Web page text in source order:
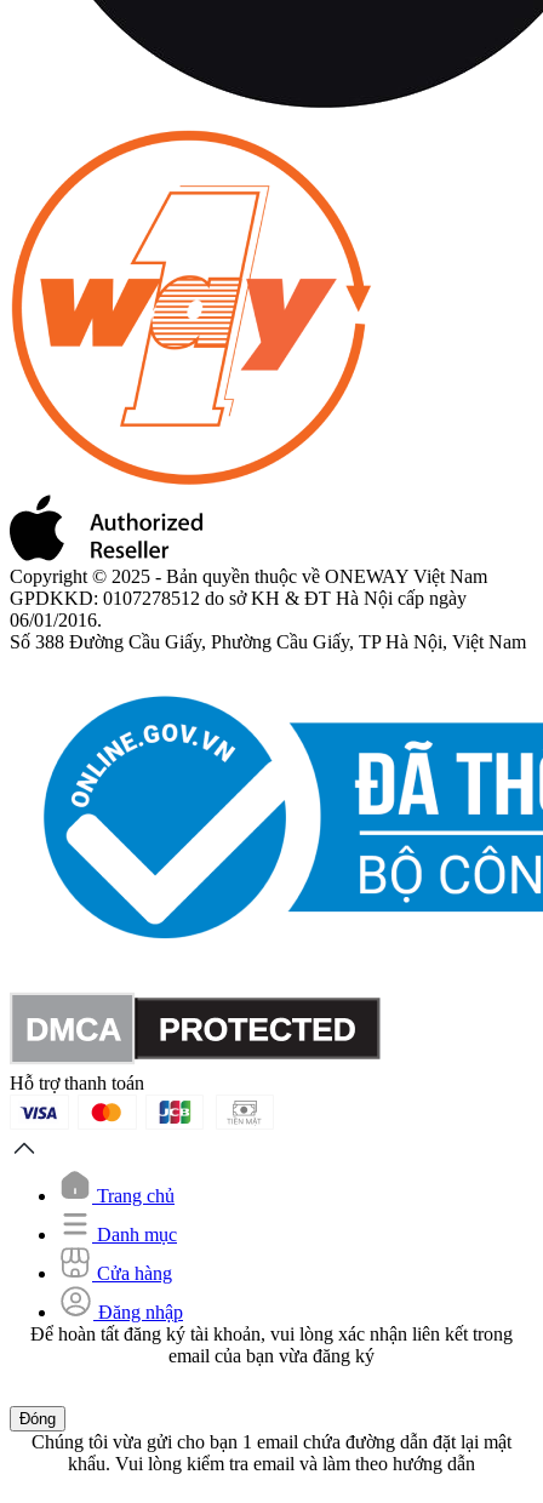
Copyright © 2025 - Bản quyền thuộc về ONEWAY Việt Nam
GPDKKD: 0107278512 do sở KH & ĐT Hà Nội cấp ngày
06/01/2016.
Số 388 Đường Cầu Giấy, Phường Cầu Giấy, TP Hà Nội, Việt Nam
Hỗ trợ thanh toán
Trang chủ
Danh mục
Cửa hàng
Đăng nhập
Để hoàn tất đăng ký tài khoản, vui lòng xác nhận liên kết trong
email của bạn vừa đăng ký
Đóng
Chúng tôi vừa gửi cho bạn 1 email chứa đường dẫn đặt lại mật
khẩu. Vui lòng kiểm tra email và làm theo hướng dẫn